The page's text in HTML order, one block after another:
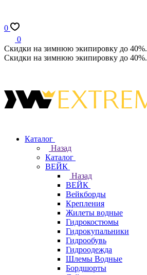
0
0
Скидки на зимнюю экипировку до 40%.
Скидки на зимнюю экипировку до 40%.
Каталог
Назад
Каталог
ВЕЙК
Назад
ВЕЙК
Вейкборды
Крепления
Жилеты водные
Гидрокостюмы
Гидрокупальники
Гидрообувь
Гидроодежда
Шлемы Водные
Бордшорты